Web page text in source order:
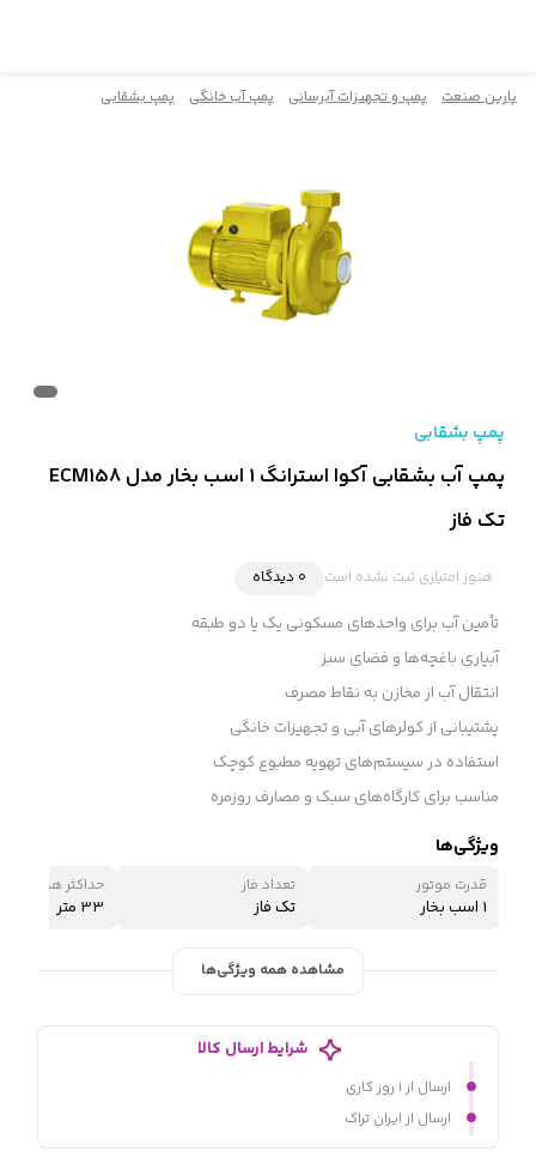
پارین صنعت پمپ و تجهیزات آبرسانی پمپ آب خانگی پمپ بشقابی
پمپ بشقابی
پمپ آب بشقابی آکوا استرانگ 1 اسب بخار مدل ECM158
تک فاز
هنوز امتیازی ثبت نشده است 0 دیدگاه
تأمین آب برای واحدهای مسکونی یک یا دو طبقه
آبیاری باغچه‌ها و فضای سبز
انتقال آب از مخازن به نقاط مصرف
پشتیبانی از کولرهای آبی و تجهیزات خانگی
استفاده در سیستم‌های تهویه مطبوع کوچک
مناسب برای کارگاه‌های سبک و مصارف روزمره
ویژگی‌ها
قدرت موتور
1 اسب بخار
تعداد فاز
تک فاز
حداکثر هد
33 متر
مشاهده همه ویژگی‌ها
شرایط ارسال کالا
ارسال از ۱ روز کاری
ارسال از ایران تراک